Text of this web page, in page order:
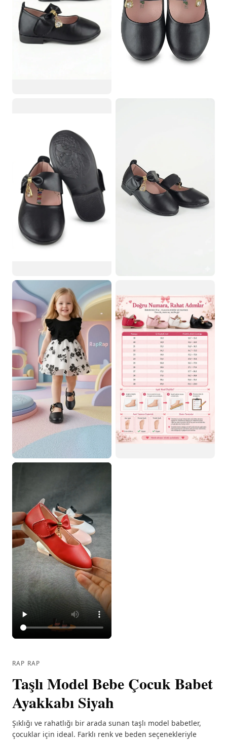
RAP RAP
Taşlı Model Bebe Çocuk Babet
Ayakkabı Siyah
Şıklığı ve rahatlığı bir arada sunan taşlı model babetler,
çocuklar için ideal. Farklı renk ve beden seçenekleriyle